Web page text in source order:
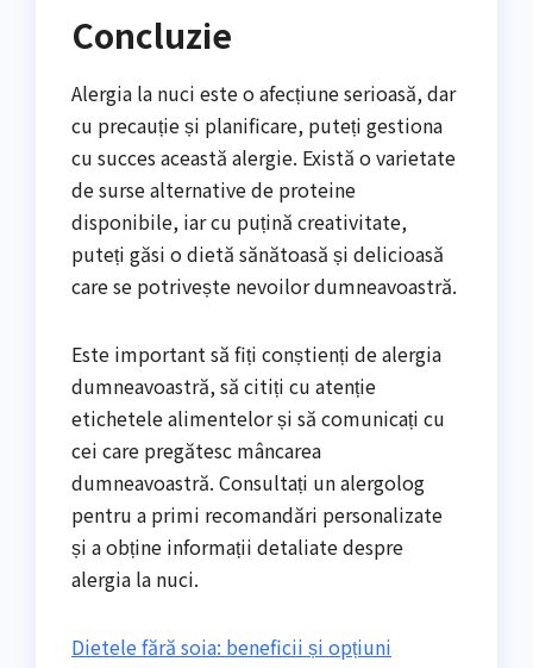
Concluzie
Alergia la nuci este o afecțiune serioasă, dar
cu precauție și planificare, puteți gestiona
cu succes această alergie. Există o varietate
de surse alternative de proteine
disponibile, iar cu puțină creativitate,
puteți găsi o dietă sănătoasă și delicioasă
care se potrivește nevoilor dumneavoastră.
Este important să fiți conștienți de alergia
dumneavoastră, să citiți cu atenție
etichetele alimentelor și să comunicați cu
cei care pregătesc mâncarea
dumneavoastră. Consultați un alergolog
pentru a primi recomandări personalizate
și a obține informații detaliate despre
alergia la nuci.
Dietele fără soia: beneficii și opțiuni